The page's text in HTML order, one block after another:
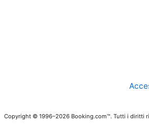
Copyright © 1996–2026 Booking.com™. Tutti i diritti